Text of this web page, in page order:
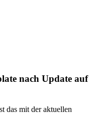
nach Update auf
das mit der aktuellen